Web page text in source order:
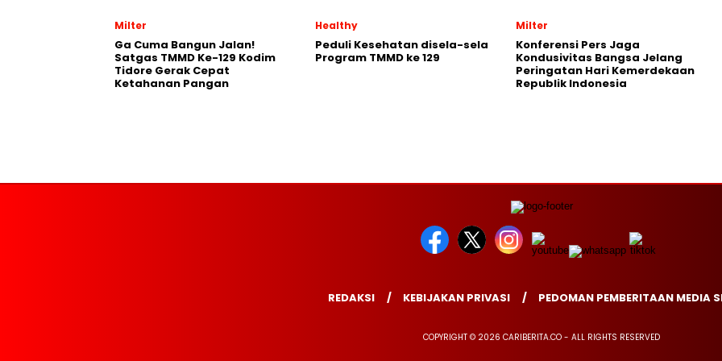
Milter
Ga Cuma Bangun Jalan!
Satgas TMMD Ke-129 Kodim
Tidore Gerak Cepat
Ketahanan Pangan
Healthy
Peduli Kesehatan disela-sela
Program TMMD ke 129
Milter
Konferensi Pers Jaga
Kondusivitas Bangsa Jelang
Peringatan Hari Kemerdekaan
Republik Indonesia
REDAKSI KEBIJAKAN PRIVASI PEDOMAN PEMBERITAAN MEDIA
COPYRIGHT © 2026 CARIBERITA.CO - ALL RIGHTS RESERVED